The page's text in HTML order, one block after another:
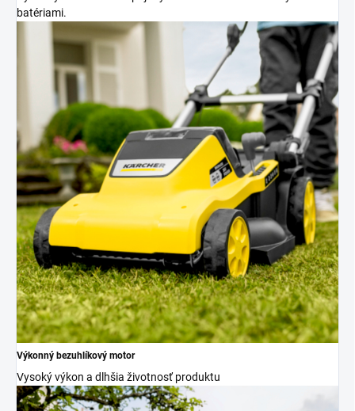
batériami.
Výkonný bezuhlíkový motor
Vysoký výkon a dlhšia životnosť produktu